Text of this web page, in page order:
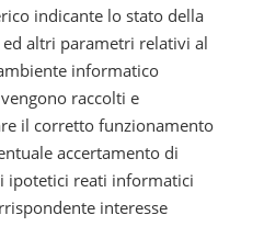
indicante lo stato della
altri parametri relativi al
informatico
raccolti e
il corretto funzionamento
accertamento di
ipotetici reati informatici
interesse